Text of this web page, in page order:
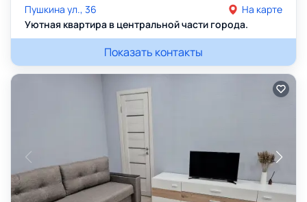
Пушкина ул., 36
На карте
Уютная квартира в центральной части города.
Показать контакты